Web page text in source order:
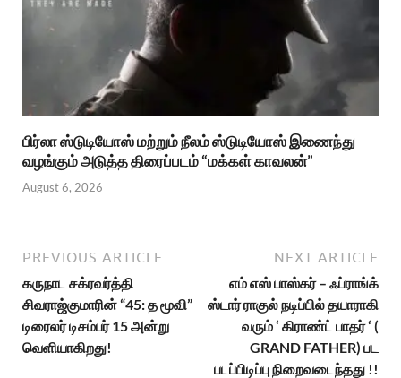
பிர்லா ஸ்டுடியோஸ் மற்றும் நீலம் ஸ்டுடியோஸ் இணைந்து
வழங்கும் அடுத்த திரைப்படம் “மக்கள் காவலன்”
August 6, 2026
PREVIOUS ARTICLE
கருநாட சக்ரவர்த்தி
சிவராஜ்குமாரின் “45: த மூவி”
டிரைலர் டிசம்பர் 15 அன்று
வெளியாகிறது!
NEXT ARTICLE
எம் எஸ் பாஸ்கர் – ஃப்ராங்க்
ஸ்டார் ராகுல் நடிப்பில் தயாராகி
வரும் ‘ கிராண்ட் பாதர் ‘ (
GRAND FATHER) பட
படப்பிடிப்பு நிறைவடைந்தது !!